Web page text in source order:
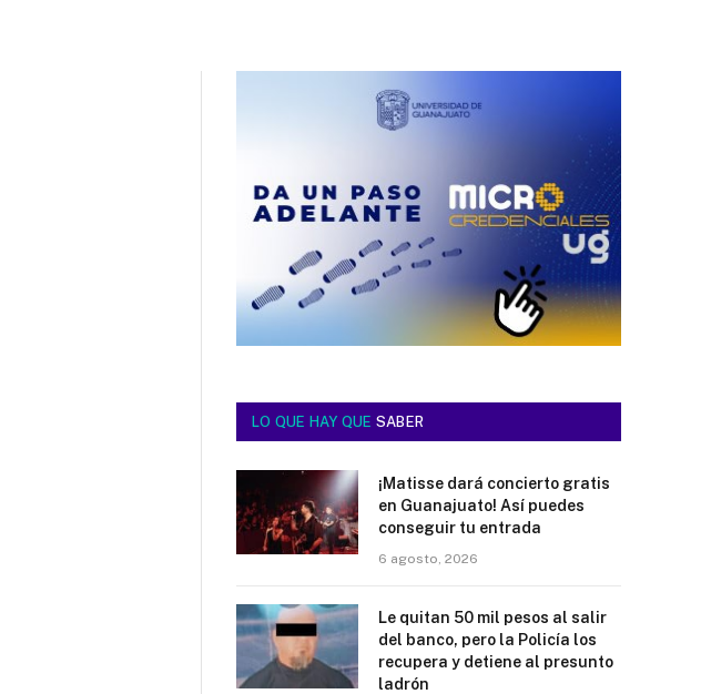
LO QUE HAY QUE SABER
¡Matisse dará concierto gratis
en Guanajuato! Así puedes
conseguir tu entrada
6 agosto, 2026
Le quitan 50 mil pesos al salir
del banco, pero la Policía los
recupera y detiene al presunto
ladrón